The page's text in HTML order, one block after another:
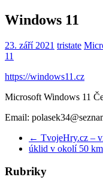
Windows 11
23. září 2021 tristate
11
https://windows11.cz
Microsoft Windows 11
Email:
← TvojeHry.cz –
úklid v okolí 50
Rubriky